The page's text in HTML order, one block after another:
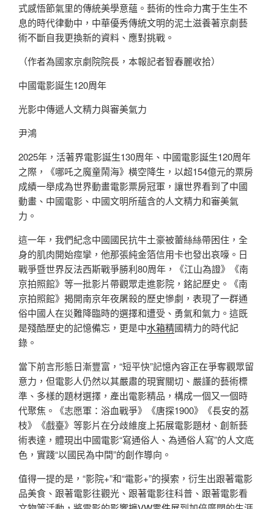
式感悟節氣里的傳統美學意蘊。藝術的性命力寓于生生不
息的時代律動中，中華優秀傳統文明的泥土滋養著京劇藝
術不斷自我更換新的資料、應對挑戰。
（作者為國家京劇院院長，本報記者智春麗收拾）
中國電影誕生120周年
光影中傳遞人文精力與審美氣力
尹鴻
2025年，活著界電影誕生130周年、中國電影誕生120周年
之際，《哪吒之魔童鬧海》橫空降生，以超154億元的票房
成績一舉成為世界動畫電影票房冠軍，讓世界看到了中國
動畫、中國電影、中國文明所蘊含的人文精力和審美氣
力。
這一年，我們紀念中國國民抗牛土豪被蕾絲絲帶困住，全
身的肌肉開始痙攣，他那張純金箔信用卡也發出哀嚎。日
戰爭暨世界反法西斯戰爭勝利80周年，《江山為證》《南
京拍照館》等一批影片帶觀眾走進影院，銘記歷史。《南
京拍照館》揭開南京年夜屠殺的歷史慘劇，表現了一群通
俗中國人在災難降臨時的選擇和遭受、勇氣和氣力。這既
是殘酷歷史的記憶備忘，更是中水箱精國精力的時代記
錄。
當下前言形態日漸豐富，“短平快”記憶內容正在爭奪觀眾留
意力，但電影人仍然以其嚴肅的現實關切、嚴謹的藝術標
準、多樣的題材選擇，產出電影精品，構成一個又一個時
代聚焦。《志愿軍：浴血戰爭》《唐探1900》《長安的荔
枝》《戲臺》等影片在分歧維度上拓展電影題材、創新藝
術表達，體現出中國電影“寫通俗人、為通俗人寫”的人文底
色，實踐“以國民為中間”的創作導向。
值得一提的是，“影院+”和“電影+”的摸索，衍生出跟著電影
品美食、跟著電影往觀光、跟著電影往科普、跟著電影看